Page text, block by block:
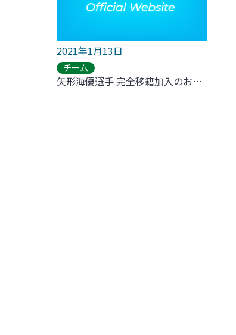
2021年1月13日
チーム
矢形海優選手 完全移籍加入のお知らせ